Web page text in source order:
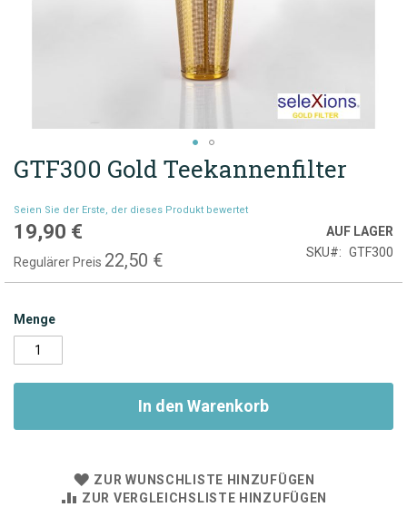
Zum
Anfang
springen
GTF300 Gold Teekannenfilter
Seien Sie der Erste, der dieses Produkt bewertet
Sonderpreis
19,90 €
Regulärer Preis 22,50 €
AUF LAGER
SKU
GTF300
Menge
In den Warenkorb
ZUR WUNSCHLISTE HINZUFÜGEN
ZUR VERGLEICHSLISTE HINZUFÜGEN